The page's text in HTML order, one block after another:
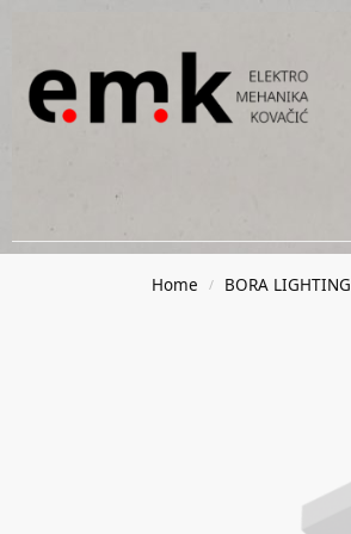
Home / BORA LIGHTING